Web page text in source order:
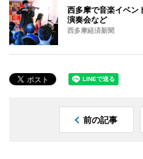
西多摩で音楽イベン
演奏会など
西多摩経済新聞
前の記事